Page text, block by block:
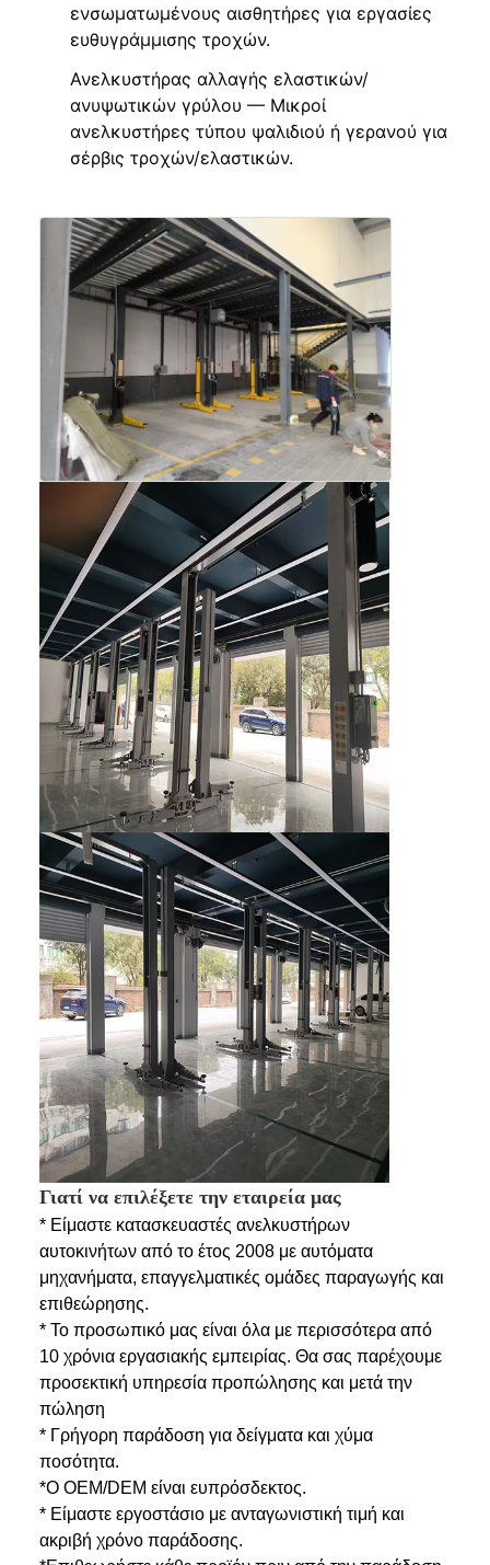
ενσωματωμένους αισθητήρες για εργασίες
ευθυγράμμισης τροχών.
Ανελκυστήρας αλλαγής ελαστικών/
ανυψωτικών γρύλου — Μικροί
ανελκυστήρες τύπου ψαλιδιού ή γερανού για
σέρβις τροχών/ελαστικών.
Γιατί να επιλέξετε την εταιρεία μας
* Είμαστε κατασκευαστές ανελκυστήρων
αυτοκινήτων από το έτος 2008 με αυτόματα
μηχανήματα, επαγγελματικές ομάδες παραγωγής και
επιθεώρησης.
* Το προσωπικό μας είναι όλα με περισσότερα από
10 χρόνια εργασιακής εμπειρίας. Θα σας παρέχουμε
προσεκτική υπηρεσία προπώλησης και μετά την
πώληση
* Γρήγορη παράδοση για δείγματα και χύμα
ποσότητα.
*Ο OEM/DEM είναι ευπρόσδεκτος.
* Είμαστε εργοστάσιο με ανταγωνιστική τιμή και
ακριβή χρόνο παράδοσης.